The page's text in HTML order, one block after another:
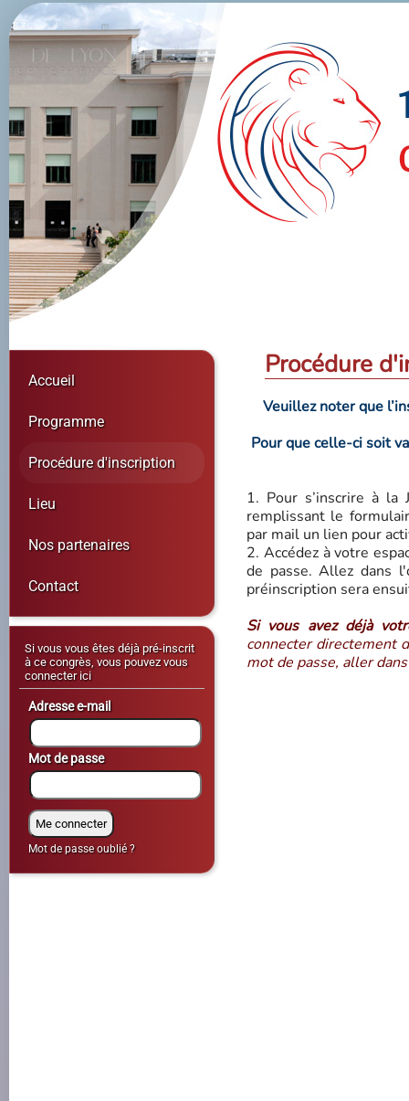
Accueil
Programme
Procédure d'inscription
Lieu
Nos partenaires
Contact
Si vous vous êtes déjà pré-inscrit
à ce congrès, vous pouvez vous
connecter ici
Mot de passe oublié ?
Adresse e-mail
Mot de passe
Procédure
Veuillez noter que
Pour que celle-ci soit
1. Pour s’inscrire à
remplissant le
par mail un lien pour
2. Accédez à votre
de passe. Allez dans
préinscription sera
Si vous avez déjà
connecter directement
mot de passe, aller